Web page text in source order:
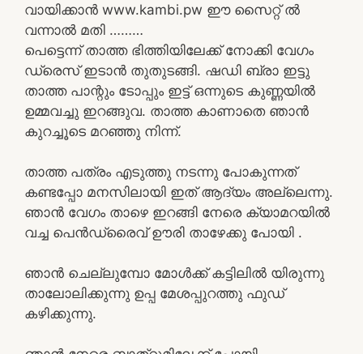
വായിക്കാൻ www.kambi.pw ഈ സൈറ്റ് ൽ
വന്നാൽ മതി ………
പെട്ടെന്ന് താത്ത ഭിത്തിയിലേക്ക് നോക്കി വേഗം
ഡ്രെസ് ഇടാൻ തുതുടങ്ങി. ഷഡി ബ്രാ ഇട്ടു
താത്ത പാന്റും ടോപ്പും ഇട്ട് ഒന്നുടെ കുണ്ണയിൽ
ഉമ്മവച്ചു ഇറങ്ങുവ. താത്ത കാണാതെ ഞാൻ
കുറച്ചൂടെ മറഞ്ഞു നിന്ന്.
താത്ത പത്രം എടുത്തു നടന്നു പോകുന്നത്
കണ്ടപ്പോ മനസിലായി ഇത് ആദ്യം അല്ലെന്നു.
ഞാൻ വേഗം താഴെ ഇറങ്ങി നേരെ ക്യാമറയിൽ
വച്ച പെൻഡ്രൈവ് ഊരി താഴേക്കു പോയി .
ഞാൻ ചെല്ലുമ്പോ മോൾക്ക് കട്ടിലിൽ യിരുന്നു
താലോലിക്കുന്നു ഉപ്പ മേശപ്പുറത്തു ഫുഡ്‌
കഴിക്കുന്നു.